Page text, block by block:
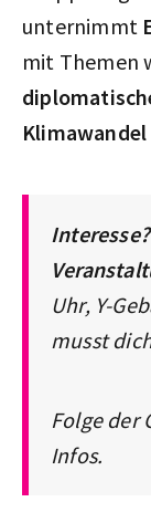
unternimmt
mit Themen
Klimawandel
Interesse?
Uhr, Y-
musst
Folge der
Infos.